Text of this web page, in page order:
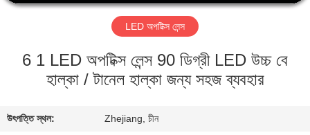
কারখানা
LED অপটিক্স লেন্স
6 1 LED অপটিক্স লেন্স 90 ডিগ্রী LED উচ্চ বে
হাল্কা / টানেল হাল্কা জন্য সহজ ব্যবহার
উৎপত্তি স্থল: Zhejiang, চীন